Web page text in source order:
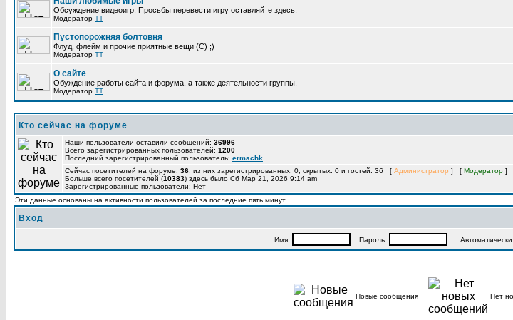
Обсуждение видеоигр. Просьбы перевести игру оставляйте здесь.
Модератор TT
Пустопорожняя болтовня
Флуд, флейм и прочие приятные вещи (C) ;)
Модератор TT
О сайте
Обуждение работы сайта и форума, а также деятельности группы.
Модератор TT
Кто сейчас на форуме
Наши пользователи оставили сообщений: 36996
Всего зарегистрированных пользователей: 1200
Последний зарегистрированный пользователь: ermachk
Сейчас посетителей на форуме: 36 , из них зарегистрированных: 0, скрытых: 0 и гостей: 36 [ Администратор ] [ Модератор ]
Больше всего посетителей (10383) здесь было Сб Мар 21, 2026 9:14 am
Зарегистрированные пользователи: Нет
Эти данные основаны на активности пользователей за последние пять минут
Вход
Имя: Пароль: Автоматически
Новые сообщения Нет